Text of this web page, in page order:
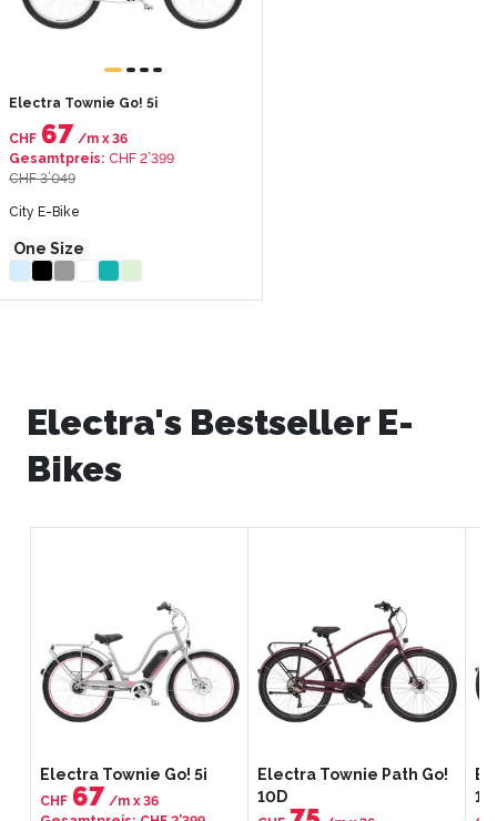
Electra Townie Go! 5i
CHF 67 /m x 36
Gesamtpreis: CHF 2’399
CHF 3’049
City E-Bike
One Size
Electra's Bestseller E-
Bikes
Electra Townie Go! 5i
CHF 67 /m x 36
Electra Townie Path Go!
10D